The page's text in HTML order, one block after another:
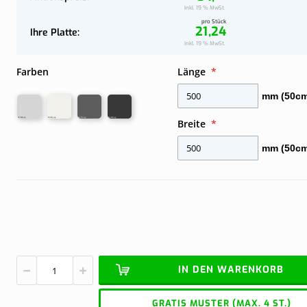
Komplettes Dach an der WandInkl. 19 % MwSt.
Ihre Platte
pro Stück
21,24
Inkl. 19 % MwSt.
Farben Länge
mm
Breite
mm
IN DEN WARENKORB
GRATIS MUSTER (MAX. 4 ST.)